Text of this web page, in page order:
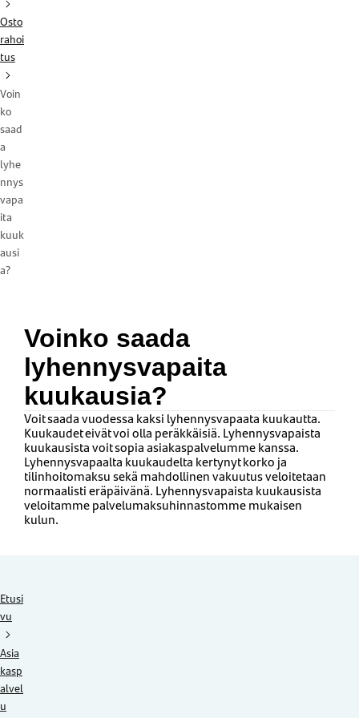
Osto
rahoi
tus
Voin
ko
saad
a
lyhe
nnys
vapa
ita
kuuk
ausi
a?
Voinko saada
lyhennysvapaita
kuukausia?
Voit saada vuodessa kaksi lyhennysvapaata kuukautta.
Kuukaudet eivät voi olla peräkkäisiä. Lyhennysvapaista
kuukausista voit sopia asiakaspalvelumme kanssa.
Lyhennysvapaalta kuukaudelta kertynyt korko ja
tilinhoitomaksu sekä mahdollinen vakuutus veloitetaan
normaalisti eräpäivänä. Lyhennysvapaista kuukausista
veloitamme palvelumaksuhinnastomme mukaisen
kulun.
Etusi
vu
Asia
kasp
alvel
u